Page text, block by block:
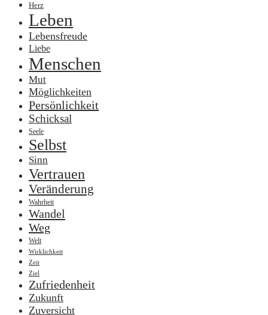
Herz
Leben
Lebensfreude
Liebe
Menschen
Mut
Möglichkeiten
Persönlichkeit
Schicksal
Seele
Selbst
Sinn
Vertrauen
Veränderung
Wahrheit
Wandel
Weg
Welt
Wirklichkeit
Zeit
Ziel
Zufriedenheit
Zukunft
Zuversicht